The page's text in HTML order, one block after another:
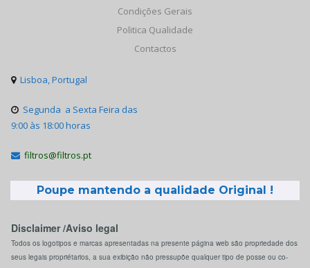
Condições Gerais
Politica Qualidade
Contactos
 Lisboa, Portugal
 Segunda a Sexta Feira das
9:00 às 18:00 horas
 filtros@filtros.pt
Poupe mantendo a qualidade Original !
Disclaimer /Aviso legal
Todos os logotipos e marcas apresentadas na presente página web são propriedade dos
seus legais propriétarios, a sua exibição não pressupõe qualquer tipo de posse ou co-